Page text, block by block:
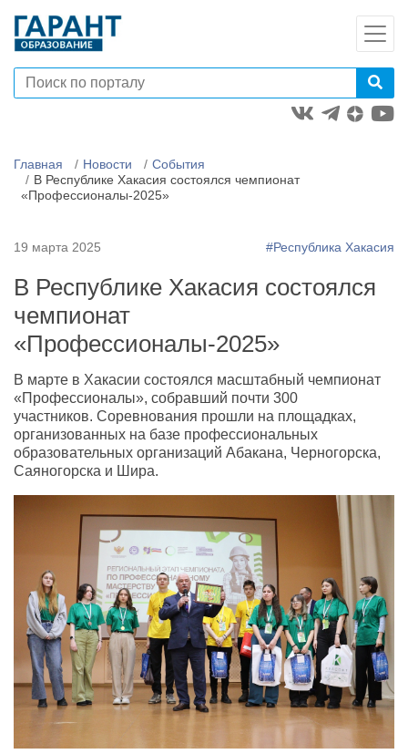
Главная Новости
События
В Республике Хакасия состоялся чемпионат
«Профессионалы-2025»
19 марта 2025 #Республика Хакасия
В Республике Хакасия состоялся
чемпионат
«Профессионалы-2025»
В марте в Хакасии состоялся масштабный чемпионат
«Профессионалы», собравший почти 300
участников. Соревнования прошли на площадках,
организованных на базе профессиональных
образовательных организаций Абакана, Черногорска,
Саяногорска и Шира.